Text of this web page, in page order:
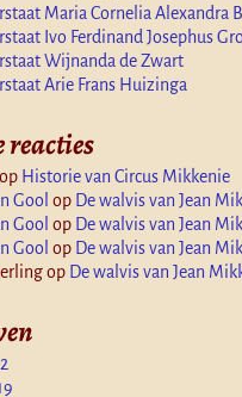
Maria Cornelia Alexandra
Ivo Ferdinand Josephus
Wijnanda de Zwart
Arie Frans Huizinga
reacties
op Historie van Circus Mikkenie
Gool op De walvis van Jean
Gool op De walvis van Jean
Gool op De walvis van Jean
op De walvis van Jean